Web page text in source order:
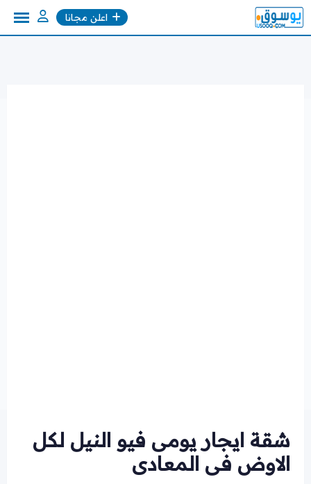
Skip
to
اعلن مجانا
شقة ايجار يومى فيو النيل لكل
الاوض فى المعادى